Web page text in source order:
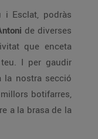
Esclat, podràs
de diverses
que enceta
I per gaudir
la nostra secció
botifarres,
a la brasa de la